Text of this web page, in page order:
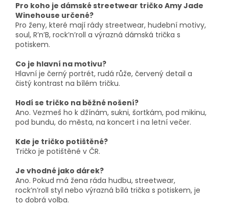
Pro koho je dámské streetwear tričko Amy Jade
Winehouse určené?
Pro ženy, které mají rády streetwear, hudební motivy,
soul, R’n’B, rock’n’roll a výrazná dámská trička s
potiskem.
Co je hlavní na motivu?
Hlavní je černý portrét, rudá růže, červený detail a
čistý kontrast na bílém tričku.
Hodí se tričko na běžné nošení?
Ano. Vezmeš ho k džínám, sukni, šortkám, pod mikinu,
pod bundu, do města, na koncert i na letní večer.
Kde je tričko potištěné?
Tričko je potištěné v ČR.
Je vhodné jako dárek?
Ano. Pokud má žena ráda hudbu, streetwear,
rock’n’roll styl nebo výrazná bílá trička s potiskem, je
to dobrá volba.